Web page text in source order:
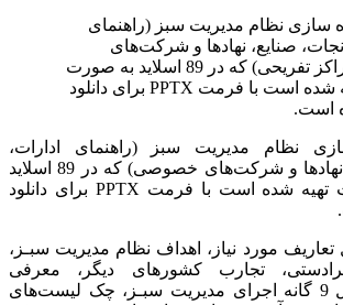
سازی نظام مدیریت سبز (راهنمای
صنایع، نهادها و شرکت‌های
خصوصی و مراکز تفریحی) که در 89 اسلاید به صورت
پاورپوینت تهیه شده است با فرمت PPTX برای دانلود
است.
نظام مدیریت سبز (راهنمای ادارات،
کارخانجات، صنایع، نهادها و شرکت‌های خصوصی) که در 89 اسلاید
به صورت پاورپوینت تهیه شده است با فرمت PPTX برای دانلود
تعاریف مورد نیاز، اهداف نظام مدیریت سبـز،
تجارب کشورهای دیگر، معرفی
دستورالعمل، مراحل 9 گانه اجرای مدیریت سبـز، چک لیست‌های